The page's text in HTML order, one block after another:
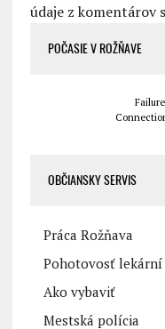
údaje z komentárov
POČASIE V ROŽŇAVE
OBČIANSKY SERVIS
Práca Rožňava
Pohotovosť lekární
Ako vybaviť
Mestská polícia